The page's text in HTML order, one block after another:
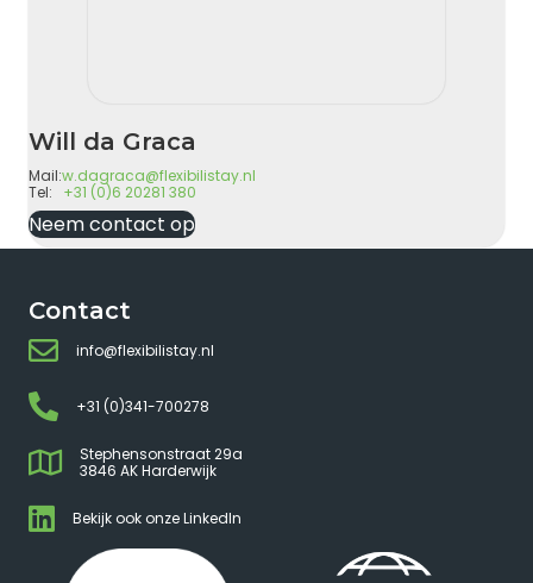
Will da Graca
Mail:w.dagraca@flexibilistay.nl
Tel: +31 (0)6 20281 380
Neem contact op
Contact
info@flexibilistay.nl
+31 (0)341-700278
Stephensonstraat 29a
3846 AK Harderwijk
Bekijk ook onze LinkedIn